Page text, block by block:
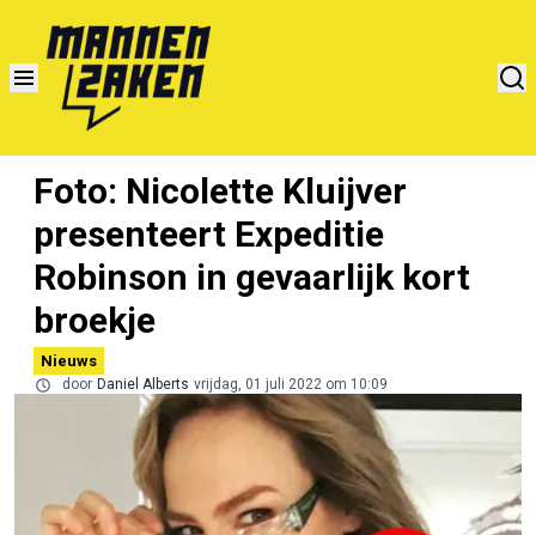
Foto: Nicolette Kluijver
presenteert Expeditie
Robinson in gevaarlijk kort
broekje
Nieuws
door Daniel Alberts vrijdag, 01 juli 2022 om 10:09